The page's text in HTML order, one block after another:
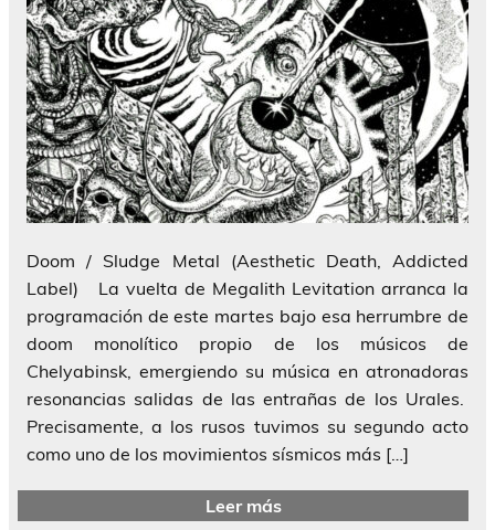
Doom / Sludge Metal (Aesthetic Death, Addicted
Label) La vuelta de Megalith Levitation arranca la
programación de este martes bajo esa herrumbre de
doom monolítico propio de los músicos de
Chelyabinsk, emergiendo su música en atronadoras
resonancias salidas de las entrañas de los Urales.
Precisamente, a los rusos tuvimos su segundo acto
como uno de los movimientos sísmicos más […]
Leer más